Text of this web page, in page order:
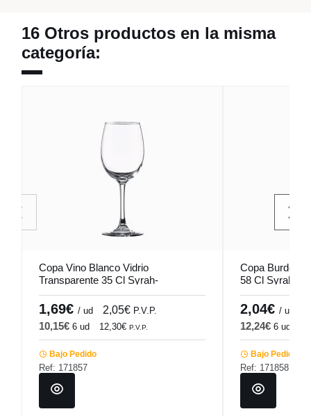
16 Otros productos en la misma
categoría:
Copa Vino Blanco Vidrio
Transparente 35 Cl Syrah-
Tensionada Vicrila
1,69€ / ud 2,05€ P.V.P.
10,15€ 6 ud 12,30€ P.V.P.
Bajo Pedido
Ref: 171857
Copa Burdeos
58 Cl Syrah-
2,04€ / ud
12,24€ 6 ud
Bajo Pedido
Ref: 171858